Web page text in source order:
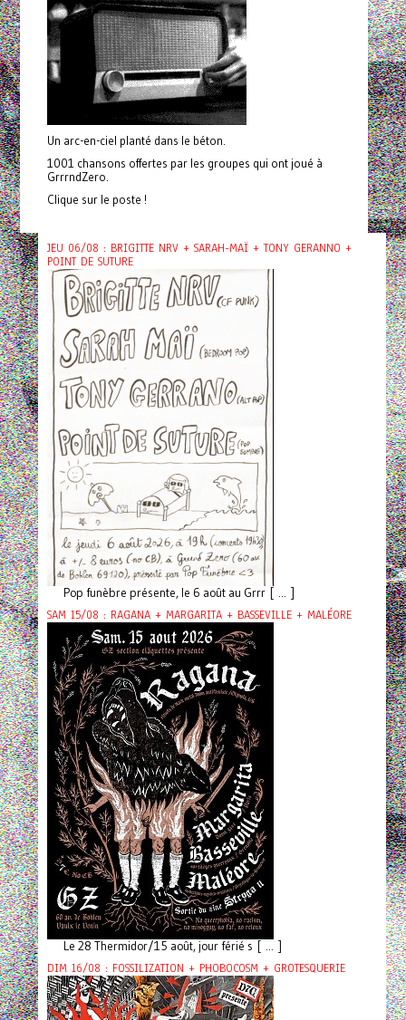
Un arc-en-ciel planté dans le béton.
1001 chansons offertes par les groupes qui ont joué à
GrrrndZero.
Clique sur le poste !
JEU 06/08 : BRIGITTE NRV + SARAH-MAÏ + TONY GERANNO +
POINT DE SUTURE
Pop funèbre présente, le 6 août au Grrr [ ... ]
SAM 15/08 : RAGANA + MARGARITA + BASSEVILLE + MALÉORE
Le 28 Thermidor/15 août, jour férié s [ ... ]
DIM 16/08 : FOSSILIZATION + PHOBOCOSM + GROTESQUERIE